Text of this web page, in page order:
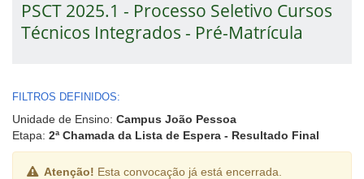
PSCT 2025.1 - Processo Seletivo Cursos
Técnicos Integrados - Pré-Matrícula
FILTROS DEFINIDOS:
Unidade de Ensino: Campus João Pessoa
Etapa: 2ª Chamada da Lista de Espera - Resultado Final
Atenção! Esta convocação já está encerrada.